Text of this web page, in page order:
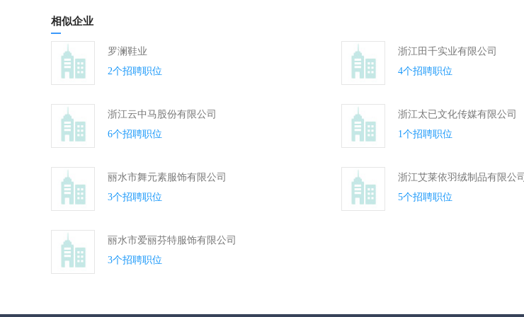
相似企业
罗澜鞋业
2个招聘职位
浙江田千实业有限公司
4个招聘职位
浙江云中马股份有限公司
6个招聘职位
浙江太已文化传媒有限公司
1个招聘职位
丽水市舞元素服饰有限公司
3个招聘职位
浙江艾莱依羽绒制品有限公司
5个招聘职位
丽水市爱丽芬特服饰有限公司
3个招聘职位